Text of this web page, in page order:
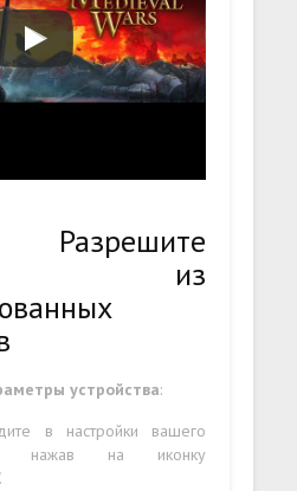
из
устройства:
в настройки вашего
нажав на иконку